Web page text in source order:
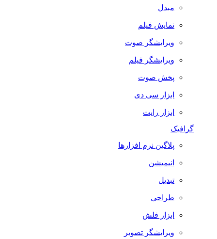
مبدل
نمایش فیلم
ویرایشگر صوت
ویرایشگر فیلم
پخش صوت
ابزار سی دی
ابزار رایت
گرافیک
پلاگین نرم افزارها
انیمیشن
تبدیل
طراحی
ابزار فلش
ویرایشگر تصویر